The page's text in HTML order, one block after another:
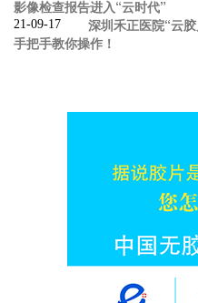
影像检查报告进入“云时代”
21-09-17
深圳禾正医院“云
手把手教你操作！